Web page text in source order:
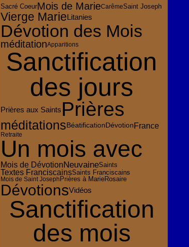
Sacré CoeurMois de MarieCarêmeSaint Joseph
Vierge MarieLitanies
Dévotion des Mois
méditationApparitions
Sanctification
des jours
Prières aux Saints Prières
méditations BéatificationDévotionFrance
Retraite
Un mois avec
Mois de DévotionNeuvaineSaints
Textes FranciscainsSaints Franciscains
Mois de Saint Joseph Prières à MarieRosaire
DévotionsVidéos
Sanctification
des mois